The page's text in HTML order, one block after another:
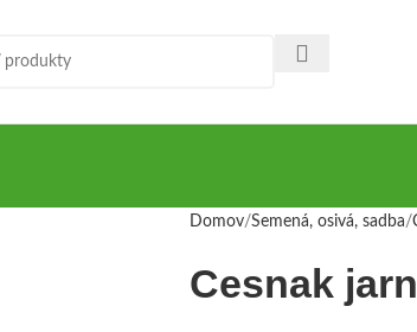
Domov Semená, osivá, sadba
Cesnak